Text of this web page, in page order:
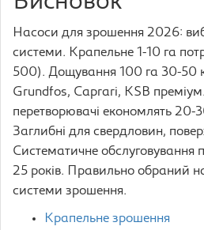
Насоси для зрошення 2026:
системи. Крапельне 1-10 га
500). Дощування 100 га 30-50
Grundfos, Caprari, KSB преміум.
перетворювачі економлять 20-
Заглибні для свердловин,
Систематичне обслуговування
25 років. Правильно обраний
системи зрошення.
Крапельне зрошення